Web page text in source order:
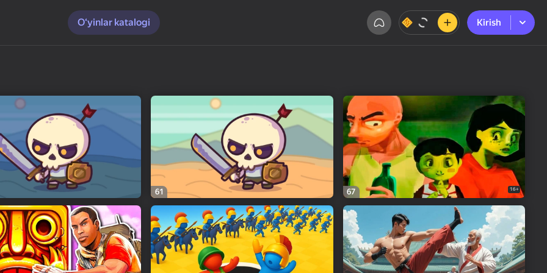
O‘yinlar katalogi
Kirish
Kirish
61 67 16+